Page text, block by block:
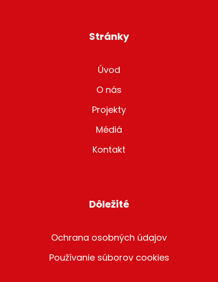
Stránky
Úvod
O nás
Projekty
Médiá
Kontakt
Dôležité
Ochrana osobných údajov
Používanie súborov cookies